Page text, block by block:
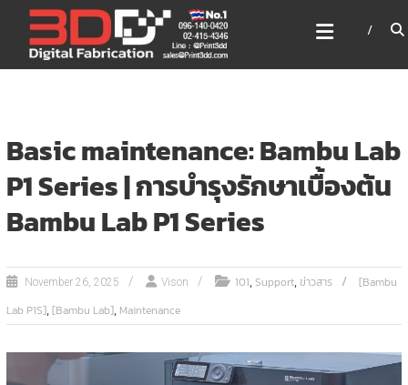
content
3DD DIGITAL FABRICATION
เครื่องพิมพ์3มิติ สแกนเนอร์
เลเซอร์
Basic maintenance: Bambu Lab
P1 Series | การบำรุงรักษาเบื้องต้น
Bambu Lab P1 Series
November 26, 2025 Vison 101,Support,ข่าวสาร
[Bambu
Lab P1S],[Bambu Lab], Maintenance